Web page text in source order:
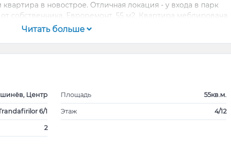
квартира в новострое. Отличная локация - у входа в парк
собственника. Евроремонт. 55 м2. Квартира меблирована
кофемашина, стиральная машина.
Читать больше
Центр
6/1
2
Площадь 55кв.м.
Этаж 4/12